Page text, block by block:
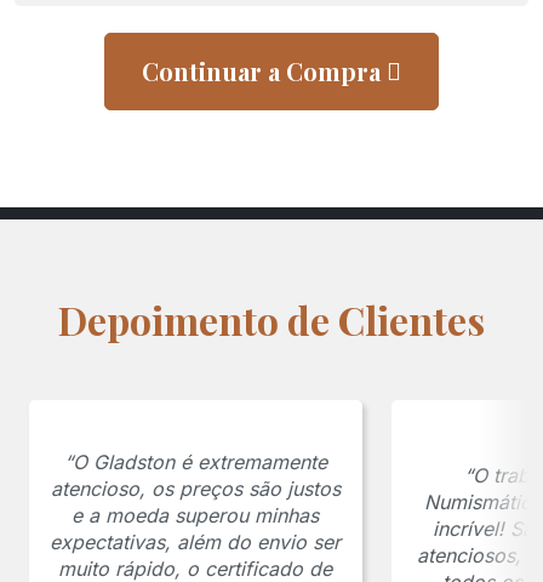
Continuar a Compra
Depoimento de Clientes
“O Gladston é extremamente
atencioso, os preços são justos
e a moeda superou minhas
expectativas, além do envio ser
muito rápido, o certificado de
“O
incrível!
atenciosos,